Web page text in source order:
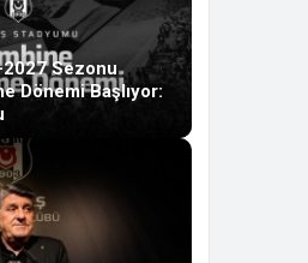
2027 Sezonu
Dönemi Başlıyor: